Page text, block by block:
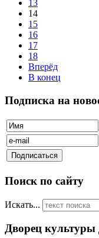
13
14
15
16
17
18
Вперёд
В конец
Подписка на
Поиск по сайту
Искать...
Дворец